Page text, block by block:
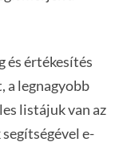
és értékesítés
a legnagyobb
listájuk van az
e-